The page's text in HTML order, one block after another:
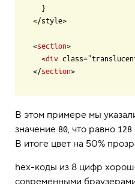
</style>
<section>
  <
div
</section
В этом примере мы
значение 80, что равно 128
В итоге цвет на 50%
hex-коды из 8 цифр
современными